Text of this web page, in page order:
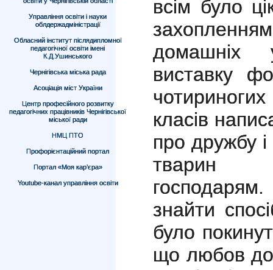
Управління освіти і науки
облдержадміністрації
Обласний інститут післядипломної
педагогічної освіти імені
К.Д.Ушинського
Чернігівська міська рада
Асоціація міст України
Центр професійного розвитку
педагогічних працівників Чернігівської
міської ради
НМЦ ПТО
Профорієнтаційний портал
Портал «Моя кар’єра»
Youtube-канал управління освіти
всім було
домашніх
виставку
класів
про дружбу і
тварин
знайти
було
що любов